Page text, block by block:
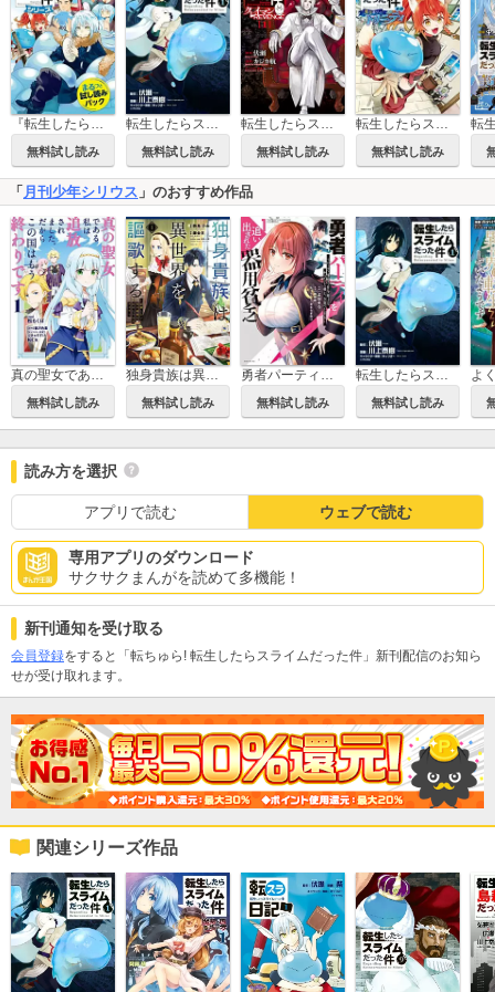
『転生したらスライムだった件』シリーズまるっと試し読みパック
無料試し読み
転生したらスライムだった件
無料試し読み
転生したらスライムだった件 クレイマンREVENGE
無料試し読み
転生したらスライムだった件 異聞 ～魔国暮らしのトリニティ～
無料試し読み
「 月刊少年シリウス 」のおすすめ作品
無料試し読み 無料試し読み 無料試し読み 無料試し読み
読み方を選択
アプリで読む ウェブで読む
専用アプリのダウンロード
サクサクまんがを読めて多機能！
新刊通知を受け取る
会員登録をすると「転ちゅら! 転生したらスライムだった件」新刊配信のお知ら
せが受け取れます。
関連シリーズ作品